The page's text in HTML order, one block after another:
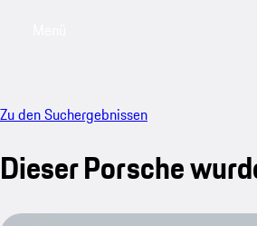
Zu den Suchergebnissen
Dieser Porsche